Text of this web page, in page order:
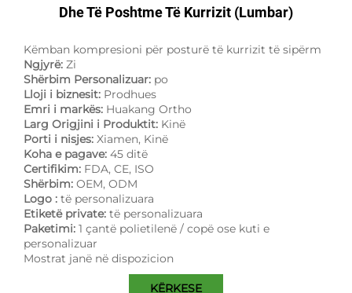
Dhe Të Poshtme Të Kurrizit (lumbar)
Këmban kompresioni për posturë të kurrizit të sipërm
Ngjyrë: Zi
Shërbim Personalizuar: po
Lloji i biznesit: Prodhues
Emri i markës: Huakang Ortho
Larg Origjini i Produktit: Kinë
Porti i nisjes: Xiamen, Kinë
Koha e pagave: 45 ditë
Certifikim: FDA, CE, ISO
Shërbim: OEM, ODM
Logo : të personalizuara
Etiketë private: të personalizuara
Paketimi: 1 çantë polietilenë / copë ose kuti e
personalizuar
Mostrat janë në dispozicion
KËRKESE